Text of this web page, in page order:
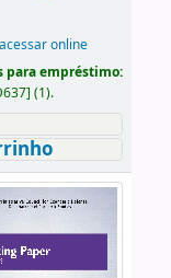
online
empréstimo:
] (1).